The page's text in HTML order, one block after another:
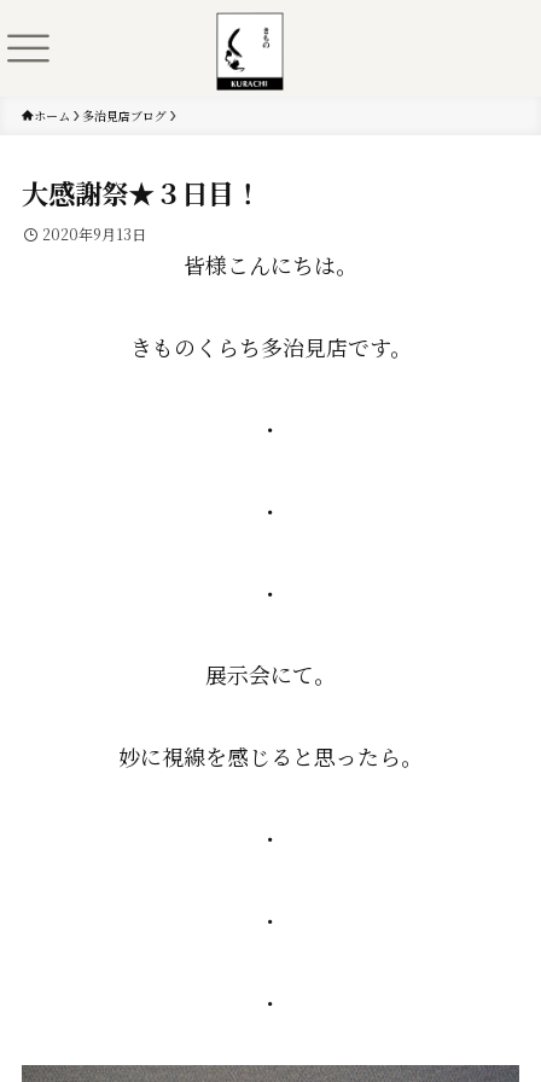
ホーム 多治見店ブログ
大感謝祭★３日目！
2020年9月13日
皆様こんにちは。
きものくらち多治見店です。
・
・
・
展示会にて。
妙に視線を感じると思ったら。
・
・
・